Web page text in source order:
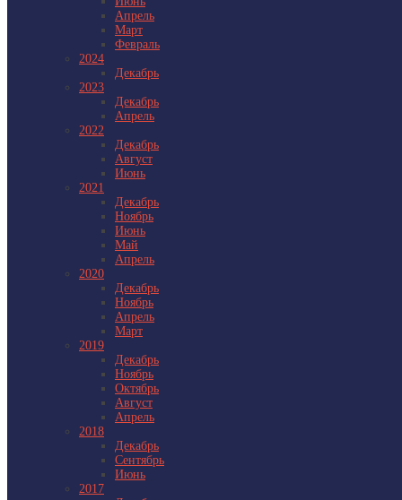
Апрель
Март
Февраль
2024
Декабрь
2023
Декабрь
Апрель
2022
Декабрь
Август
Июнь
2021
Декабрь
Ноябрь
Июнь
Май
Апрель
2020
Декабрь
Ноябрь
Апрель
Март
2019
Декабрь
Ноябрь
Октябрь
Август
Апрель
2018
Декабрь
Сентябрь
Июнь
2017